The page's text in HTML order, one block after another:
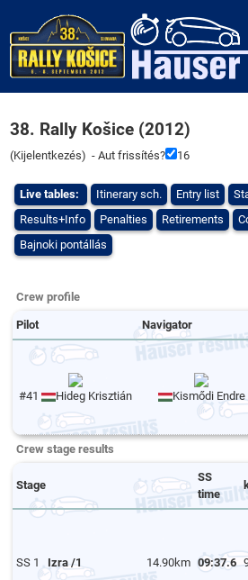
38. Rally Košice (2012)
(Kijelentkezés) - Aut frissítés? 16
Live tables: Itinerary sch. Entry list
Results+Info
Penalties Retirements
Bajnoki pontállás
Crew profile
Pilot Navigator
#41 Hideg Krisztián Kismődi Endre
Crew stage results
Stage
SS
time
SS 1 Izra /1 14.90km 09:37.6